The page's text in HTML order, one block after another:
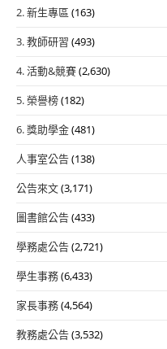
2. 新生專區 (163)
3. 教師研習 (493)
4. 活動&競賽(2,630)
5. 榮譽榜(182)
6. 獎助學金(481)
人事室公告(138)
公告來文(3,171)
圖書館公告(433)
學務處公告(2,721)
學生事務(6,433)
家長事務(4,564)
教務處公告(3,532)